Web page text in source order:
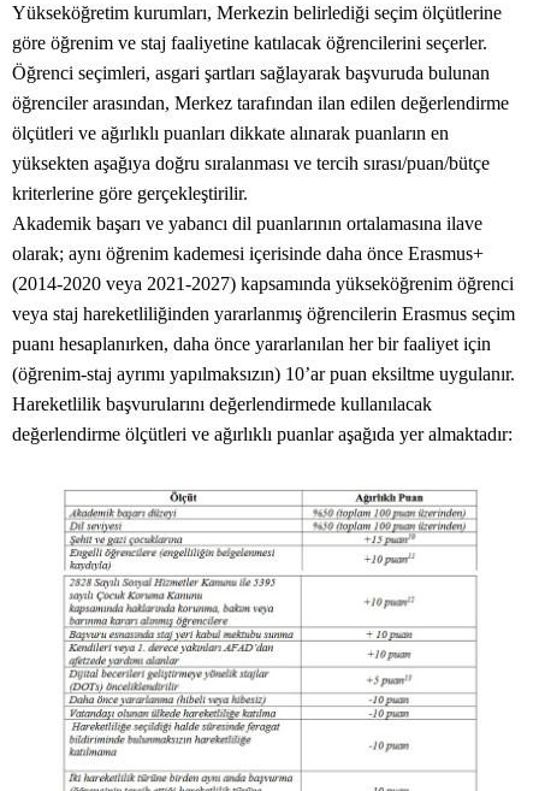
Yükseköğretim kurumları, Merkezin belirlediği seçim ölçütlerine
göre öğrenim ve staj faaliyetine katılacak öğrencilerini seçerler.
Öğrenci seçimleri, asgari şartları sağlayarak başvuruda bulunan
öğrenciler arasından, Merkez tarafından ilan edilen değerlendirme
ölçütleri ve ağırlıklı puanları dikkate alınarak puanların en
yüksekten aşağıya doğru sıralanması ve tercih sırası/puan/bütçe
kriterlerine göre gerçekleştirilir.
Akademik başarı ve yabancı dil puanlarının ortalamasına ilave
olarak; aynı öğrenim kademesi içerisinde daha önce Erasmus+
(2014-2020 veya 2021-2027) kapsamında yükseköğrenim öğrenci
veya staj hareketliliğinden yararlanmış öğrencilerin Erasmus seçim
puanı hesaplanırken, daha önce yararlanılan her bir faaliyet için
(öğrenim-staj ayrımı yapılmaksızın) 10’ar puan eksiltme uygulanır.
Hareketlilik başvurularını değerlendirmede kullanılacak
değerlendirme ölçütleri ve ağırlıklı puanlar aşağıda yer almaktadır: